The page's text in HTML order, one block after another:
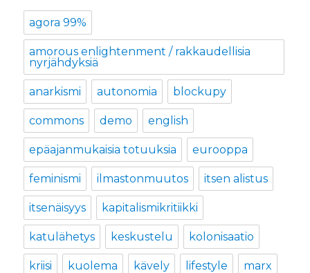
agora 99%
amorous enlightenment / rakkaudellisia
nyrjähdyksiä
anarkismi autonomia blockupy
commons demo english
epäajanmukaisia totuuksia eurooppa
feminismi ilmastonmuutos itsen alistus
itsenäisyys kapitalismikritiikki
katulähetys keskustelu kolonisaatio
kriisi kuolema kävely lifestyle marx